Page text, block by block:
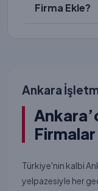
Firma Ekle?
Ankara
Türkiye'nin kalbi
yelpazesiyle her